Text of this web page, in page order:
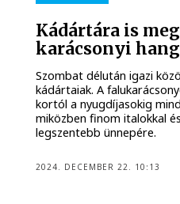
Kádártára is
karácsonyi
Szombat délután igazi
kádártaiak. A
kortól a nyugdíjasokig
miközben finom italokkal
legszentebb ünnepére.
2024. DECEMBER 22. 10:13